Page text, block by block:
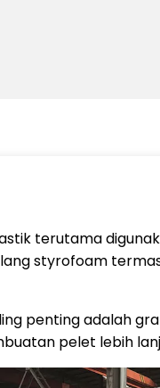
terutama
styrofoam
penting adalah
pelet lebih